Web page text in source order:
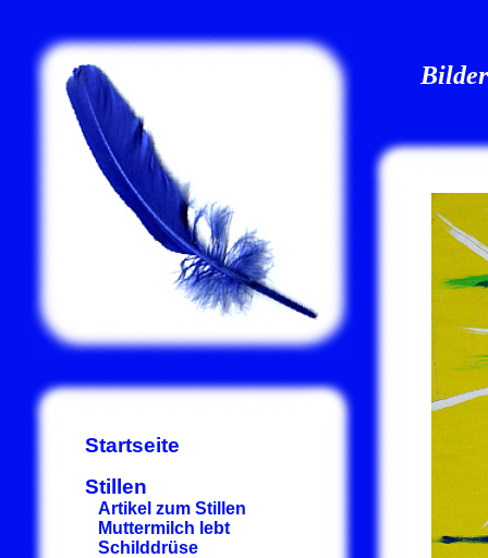
Startseite
Stillen
Artikel zum Stillen
Muttermilch lebt
Schilddrüse